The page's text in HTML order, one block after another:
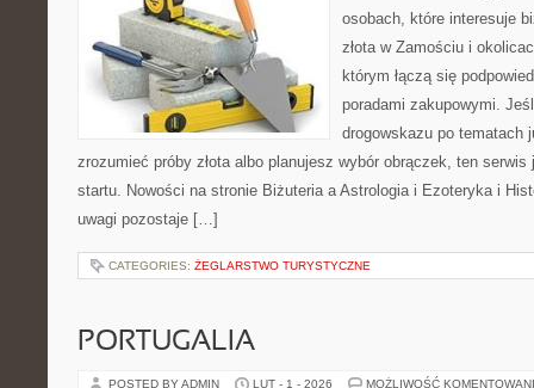
osobach, które interesuje
złota w Zamościu i
którym łączą się
poradami zakupowymi.
drogowskazu po tematach
zrozumieć próby złota albo planujesz wybór obrączek, ten
startu. Nowości na stronie Biżuteria a Astrologia i Ezoteryka i
uwagi pozostaje […]
CATEGORIES: ŻEGLARSTWO TURYSTYCZNE
PORTUGALIA
POSTED BY ADMIN LUT - 1 - 2026 MOŻLIWOŚĆ